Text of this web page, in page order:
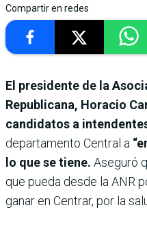
Compartir en redes
El presidente de la
Republicana, Horacio
candidatos a
departamento Central a
lo que se tiene. Aseguró
que pueda desde la ANR
ganar en Centrar, por la